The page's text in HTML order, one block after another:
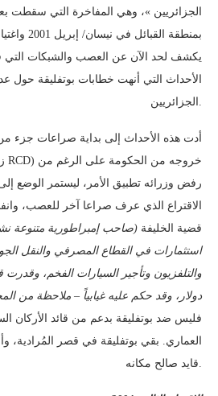
الجزائريين »، وهي المفاخرة التي سقطت
يكشف لحد الآن عن العصب والشبكات التي
الأحداث التي أنهت خطابات بوتفليقة حول
الجزائريين.
أدت هذه الأحداث إلى بداية صراعات جزء
الاقتراع الذي عرف صراعا آخر للعصب،
قضية الخليفة (صاحب إمبراطورية متنوعة
استثمارات في القطاع المصرفي والنقل
والتلفزيون وتأجير السيارات الفخم، وقدرت
دولار، وقد حكم عليه غيابياً – ملاحظة من
فليس ضد بوتفليقة بدعم من قائد الأركان
العماري. بقي بوتفليقة في قصر المُرادية،
قايد صالح مكانه.